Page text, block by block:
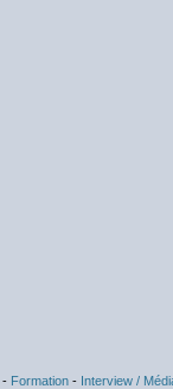
- Formation - Interview /